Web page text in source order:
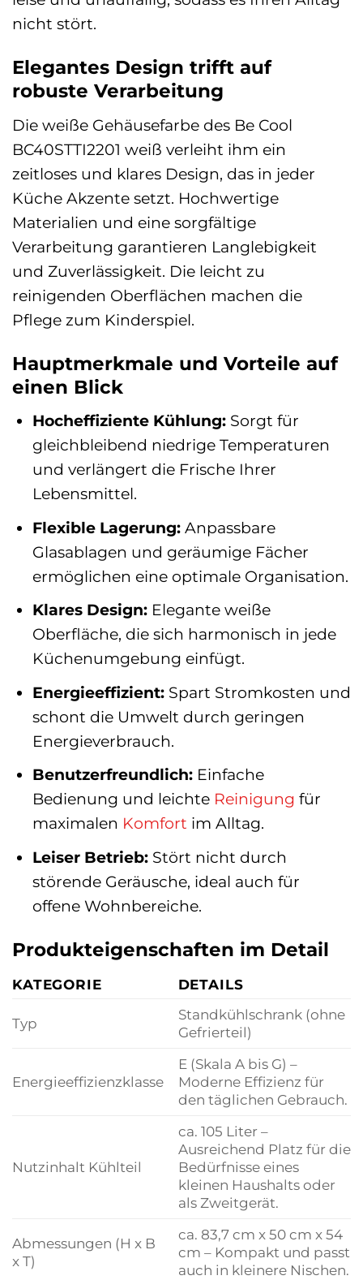
nicht stört.
Elegantes Design trifft auf
robuste Verarbeitung
Die weiße Gehäusefarbe des Be Cool
BC40STTI2201 weiß verleiht ihm ein
zeitloses und klares Design, das in jeder
Küche Akzente setzt. Hochwertige
Materialien und eine sorgfältige
Verarbeitung garantieren Langlebigkeit
und Zuverlässigkeit. Die leicht zu
reinigenden Oberflächen machen die
Pflege zum Kinderspiel.
Hauptmerkmale und Vorteile auf
einen Blick
Hocheffiziente Kühlung:Sorgt für
gleichbleibend niedrige Temperaturen
und verlängert die Frische Ihrer
Lebensmittel.
Flexible Lagerung:Anpassbare
Glasablagen und geräumige Fächer
ermöglichen eine optimale Organisation.
Klares Design:Elegante weiße
Oberfläche, die sich harmonisch in jede
Küchenumgebung einfügt.
Energieeffizient:Spart Stromkosten und
schont die Umwelt durch geringen
Energieverbrauch.
Benutzerfreundlich:Einfache
Bedienung und leichte Reinigung für
maximalen Komfort im Alltag.
Leiser Betrieb:Stört nicht durch
störende Geräusche, ideal auch für
offene Wohnbereiche.
Produkteigenschaften im Detail
KATEGORIE DETAILS
Typ
Standkühlschrank (ohne
Gefrierteil)
Energieeffizienzklasse
E (Skala A bis G) –
Moderne Effizienz für
den täglichen Gebrauch.
Nutzinhalt Kühlteil
ca. 105 Liter –
Ausreichend Platz für die
Bedürfnisse eines
kleinen Haushalts oder
als Zweitgerät.
Abmessungen (H x B
x T)
ca. 83,7 cm x 50 cm x 54
cm – Kompakt und passt
auch in kleinere Nischen.